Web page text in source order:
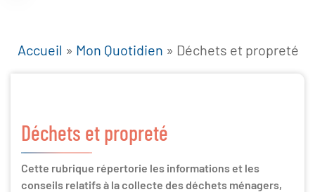
Accueil » Mon Quotidien » Déchets et propreté
Déchets et propreté
Cette rubrique répertorie les informations et les
conseils relatifs à la collecte des déchets ménagers,